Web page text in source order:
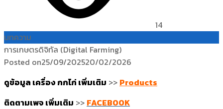
14
บทความ
การเกษตรดิจิทัล (Digital Farming)
Posted on25/09/202520/02/2026
ดูข้อมูล เครื่อง กกไก่ เพิ่มเติม >> Products
ติดตามเพจ เพิ่มเติม >> FACEBOOK